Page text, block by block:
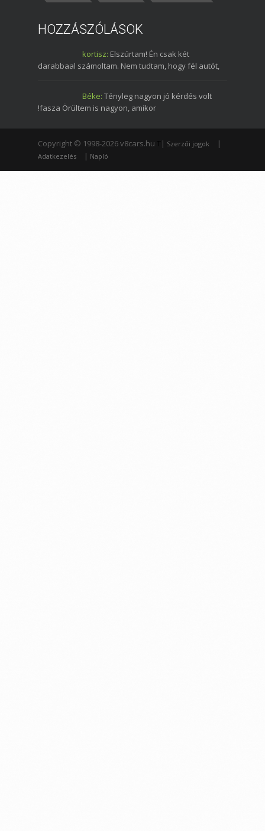
HOZZÁSZÓLÁSOK
kortisz: Elszúrtam! Én csak két
darabbaal számoltam. Nem tudtam, hogy fél autót,
Béke: Tényleg nagyon jó kérdés volt
!fasza Örültem is nagyon, amikor
Copyright © 1998-2026 v8cars.hu | Szerzői jogok |
Adatkezelés | Napló